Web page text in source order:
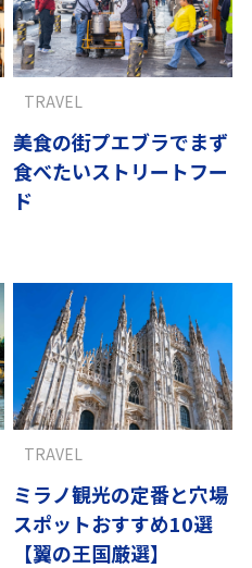
美食の街プエブラでまず
食べたいストリートフー
ド
TRAVEL
ミラノ観光の定番と穴場
スポットおすすめ10選
【翼の王国厳選】
TRAVEL